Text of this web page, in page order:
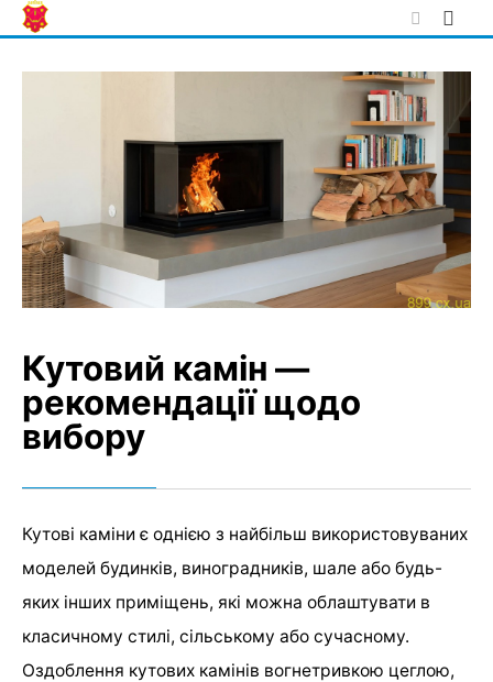
Skip
to
Кутовий камін —
рекомендації щодо
вибору
Кутові каміни є однією з найбільш використовуваних
моделей будинків, виноградників, шале або будь-
яких інших приміщень, які можна облаштувати в
класичному стилі, сільському або сучасному.
Оздоблення кутових камінів вогнетривкою цеглою,